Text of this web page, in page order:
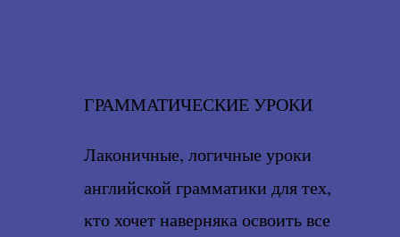
ГРАММАТИЧЕСКИЕ УРОКИ
Лаконичные, логичные уроки
английской грамматики для тех,
кто хочет наверняка освоить все